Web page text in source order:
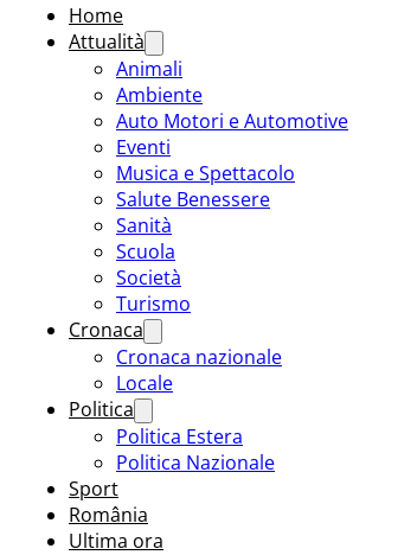
Home
Attualità
Animali
Ambiente
Auto Motori e Automotive
Eventi
Musica e Spettacolo
Salute Benessere
Sanità
Scuola
Società
Turismo
Cronaca
Cronaca nazionale
Locale
Politica
Politica Estera
Politica Nazionale
Sport
România
Ultima ora